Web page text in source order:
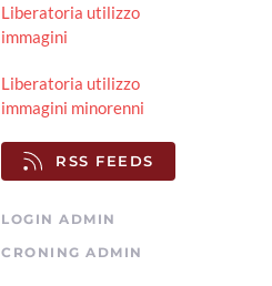
00:01:31 -
Torna a Bibbiena
00:01:46 -
Liberatoria utilizzo
immagini
Liberatoria utilizzo
immagini minorenni
RSS FEEDS
LOGIN ADMIN
CRONING ADMIN